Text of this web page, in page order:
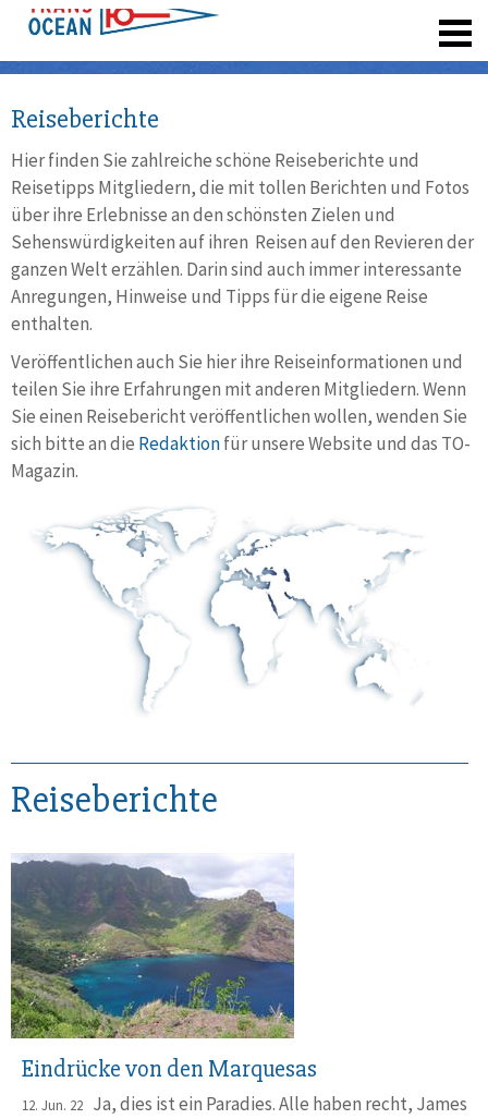
Reiseberichte
Hier finden Sie zahlreiche schöne Reiseberichte und
Reisetipps Mitgliedern, die mit tollen Berichten und Fotos
über ihre Erlebnisse an den schönsten Zielen und
Sehenswürdigkeiten auf ihren Reisen auf den Revieren der
ganzen Welt erzählen. Darin sind auch immer interessante
Anregungen, Hinweise und Tipps für die eigene Reise
enthalten.
Veröffentlichen auch Sie hier ihre Reiseinformationen und
teilen Sie ihre Erfahrungen mit anderen Mitgliedern. Wenn
Sie einen Reisebericht veröffentlichen wollen, wenden Sie
sich bitte an die Redaktionfür unsere Website und das TO-
Magazin.
Reiseberichte
Eindrücke von den Marquesas
12. Jun. 22 Ja, dies ist ein Paradies. Alle haben recht, James